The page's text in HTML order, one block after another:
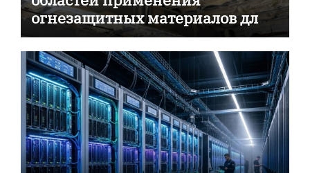
огнезащитных материалов для
пассивной противопожарной
защиты